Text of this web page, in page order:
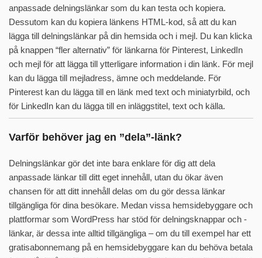
anpassade delningslänkar som du kan testa och kopiera.
Dessutom kan du kopiera länkens HTML-kod, så att du kan
lägga till delningslänkar på din hemsida och i mejl. Du kan klicka
på knappen “fler alternativ” för länkarna för Pinterest, LinkedIn
och mejl för att lägga till ytterligare information i din länk. För mejl
kan du lägga till mejladress, ämne och meddelande. För
Pinterest kan du lägga till en länk med text och miniatyrbild, och
för LinkedIn kan du lägga till en inläggstitel, text och källa.
Varför behöver jag en ”dela”-länk?
Delningslänkar gör det inte bara enklare för dig att dela
anpassade länkar till ditt eget innehåll, utan du ökar även
chansen för att ditt innehåll delas om du gör dessa länkar
tillgängliga för dina besökare. Medan vissa hemsidebyggare och
plattformar som WordPress har stöd för delningsknappar och -
länkar, är dessa inte alltid tillgängliga – om du till exempel har ett
gratisabonnemang på en hemsidebyggare kan du behöva betala